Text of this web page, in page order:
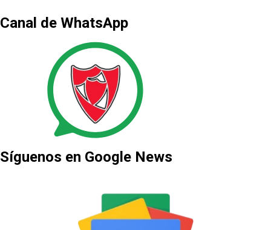
Canal de WhatsApp
Síguenos en Google News